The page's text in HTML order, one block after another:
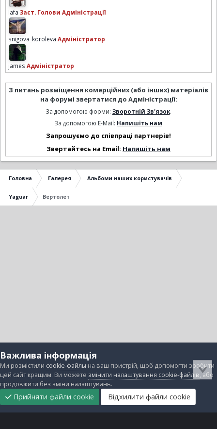
lafa Заст. Голови Адміністрації
snigova_koroleva Адміністратор
james Адміністратор
З питань розміщення комерційних (або інших) матеріалів
на форумі звертатися до Адміністрації:
За допомогою форми: Зворотній Зв'язок.
За допомогою E-Mail: Напишіть нам
Запрошуємо до співпраці партнерів!
Звертайтесь на Email: Напишіть нам
Головна Галерея Альбоми наших користувачів
Yaguar Вертолет
Важлива інформація
Ми розмістили cookie-файлы на ваш пристрій, щоб допомогти зробити
цей сайт кращим. Ви можете змінити налаштування cookie-файлів, або
продовжити без зміни налаштувань.
Прийняти файли cookie Відхилити файли cookie
Головна
Підтримати
нас
Прибрати
рекламу
Завантаження Непрочитані Реєстрація